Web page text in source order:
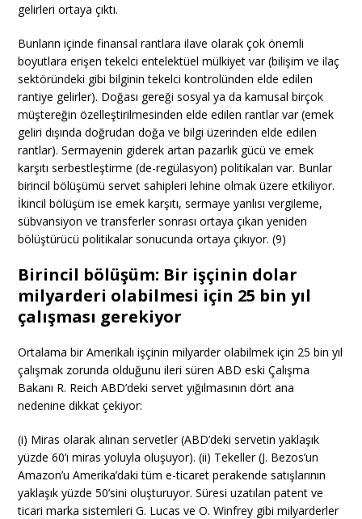
gelirleri ortaya çıktı.
Bunların içinde finansal rantlara ilave olarak çok önemli
boyutlara erişen tekelci entelektüel mülkiyet var (bilişim ve ilaç
sektöründeki gibi bilginin tekelci kontrolünden elde edilen
rantiye gelirler). Doğası gereği sosyal ya da kamusal birçok
müştereğin özelleştirilmesinden elde edilen rantlar var (emek
geliri dışında doğrudan doğa ve bilgi üzerinden elde edilen
rantlar). Sermayenin giderek artan pazarlık gücü ve emek
karşıtı serbestleştirme (de-regülasyon) politikaları var. Bunlar
birincil bölüşümü servet sahipleri lehine olmak üzere etkiliyor.
İkincil bölüşüm ise emek karşıtı, sermaye yanlısı vergileme,
sübvansiyon ve transferler sonrası ortaya çıkan yeniden
bölüştürücü politikalar sonucunda ortaya çıkıyor. (9)
Birincil bölüşüm: Bir işçinin dolar
milyarderi olabilmesi için 25 bin yıl
çalışması gerekiyor
Ortalama bir Amerikalı işçinin milyarder olabilmek için 25 bin yıl
çalışmak zorunda olduğunu ileri süren ABD eski Çalışma
Bakanı R. Reich ABD’deki servet yığılmasının dört ana
nedenine dikkat çekiyor:
(i) Miras olarak alınan servetler (ABD’deki servetin yaklaşık
yüzde 60’ı miras yoluyla oluşuyor). (ii) Tekeller (J. Bezos’un
Amazon’u Amerika’daki tüm e-ticaret perakende satışlarının
yaklaşık yüzde 50’sini oluşturuyor. Süresi uzatılan patent ve
ticari marka sistemleri G. Lucas ve O. Winfrey gibi milyarderler